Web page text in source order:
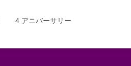
4 アニバーサリー